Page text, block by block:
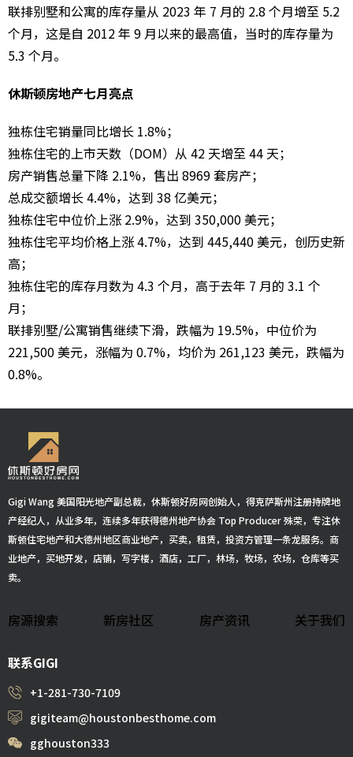
联排别墅和公寓的库存量从 2023 年 7 月的 2.8 个月增至 5.2
个月，这是自 2012 年 9 月以来的最高值，当时的库存量为
5.3 个月。
休斯顿房地产七月亮点
独栋住宅销量同比增长 1.8%；
独栋住宅的上市天数（DOM）从 42 天增至 44 天；
房产销售总量下降 2.1%，售出 8969 套房产；
总成交额增长 4.4%，达到 38 亿美元；
独栋住宅中位价上涨 2.9%，达到 350,000 美元；
独栋住宅平均价格上涨 4.7%，达到 445,440 美元，创历史新
高；
独栋住宅的库存月数为 4.3 个月，高于去年 7 月的 3.1 个
月；
联排别墅/公寓销售继续下滑，跌幅为 19.5%，中位价为
221,500 美元，涨幅为 0.7%，均价为 261,123 美元，跌幅为
0.8%。
Gigi Wang 美国阳光地产副总裁，休斯顿好房网创始人，得克萨斯州注册持牌地
产经纪人，从业多年，连续多年获得德州地产协会 Top Producer 殊荣，专注休
斯顿住宅地产和大德州地区商业地产，买卖，租赁，投资方管理一条龙服务。商
业地产，买地开发，店铺，写字楼，酒店，工厂，林场，牧场，农场，仓库等买
卖。
房源搜索 新房社区 房产资讯 关于我们
联系GIGI
+1-281-730-7109
gigiteam@houstonbesthome.com
gghouston333